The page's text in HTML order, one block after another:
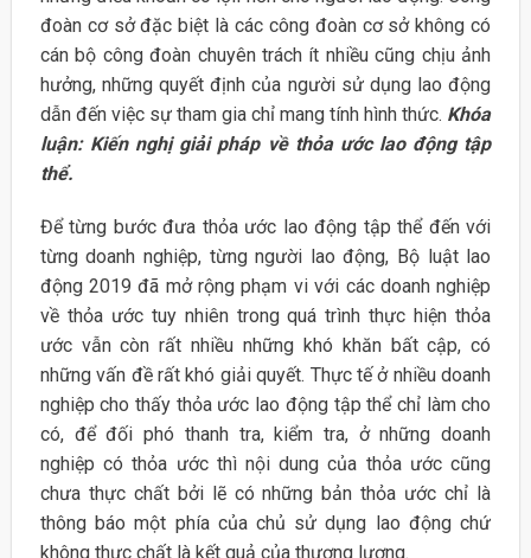
đoàn cơ sở đặc biệt là các công đoàn cơ sở không có
cán bộ công đoàn chuyên trách ít nhiều cũng chịu ảnh
hưởng, những quyết định của người sử dụng lao động
dẫn đến việc sự tham gia chỉ mang tính hình thức. Khóa
luận: Kiến nghị giải pháp về thỏa ước lao động tập
thể.
Để từng bước đưa thỏa ước lao động tập thể đến với
từng doanh nghiệp, từng người lao động, Bộ luật lao
động 2019 đã mở rộng phạm vi với các doanh nghiệp
về thỏa ước tuy nhiên trong quá trình thực hiện thỏa
ước vẫn còn rất nhiều những khó khăn bất cập, có
những vấn đề rất khó giải quyết. Thực tế ở nhiều doanh
nghiệp cho thấy thỏa ước lao động tập thể chỉ làm cho
có, để đối phó thanh tra, kiểm tra, ở những doanh
nghiệp có thỏa ước thì nội dung của thỏa ước cũng
chưa thực chất bởi lẽ có những bản thỏa ước chỉ là
thông báo một phía của chủ sử dụng lao động chứ
không thực chất là kết quả của thương lượng.